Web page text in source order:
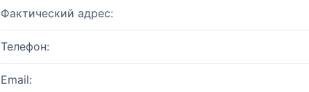
Фактический адрес:
Телефон:
Email: